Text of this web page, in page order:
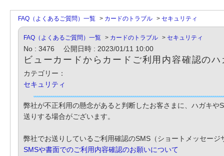
FAQ（よくあるご質問）一覧 > カードのトラブル > セキュリティ
FAQ（よくあるご質問）一覧 > カードのトラブル > セキュリティ
No : 3476 公開日時 : 2023/01/11 10:00
ビューカードからカードご利用内容確認の
カテゴリー：
セキュリティ
弊社が不正利用の懸念があると判断したお客さまに、ハガキ
送りする場合がございます。
弊社でお送りしているご利用確認のSMS（ショートメッセー
SMSや書面でのご利用内容確認のお願いについて